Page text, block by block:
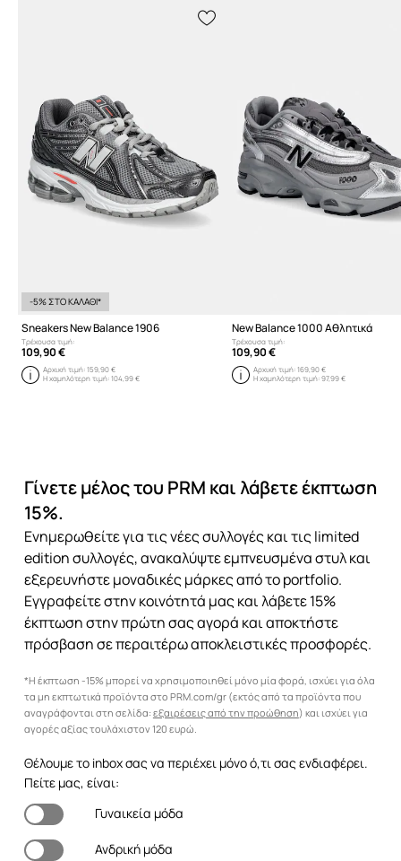
-5% ΣΤΟ ΚΑΛΑΘΙ*
Sneakers New Balance 1906
Τρέχουσα τιμή:
109,90 €
Αρχική τιμή:159,90 €
Η χαμηλότερη τιμή:104,99 €
New Balance 1000 Αθλητικά
Τρέχουσα τιμή:
109,90 €
Αρχική τιμή: 169,90 €
Η χαμηλότερη τιμή: 97,99 €
Γίνετε μέλος του PRM και λάβετε έκπτωση
15%.
Ενημερωθείτε για τις νέες συλλογές και τις limited
edition συλλογές, ανακαλύψτε εμπνευσμένα στυλ και
εξερευνήστε μοναδικές μάρκες από το portfolio.
Εγγραφείτε στην κοινότητά μας και λάβετε 15%
έκπτωση στην πρώτη σας αγορά και αποκτήστε
πρόσβαση σε περαιτέρω αποκλειστικές προσφορές.
*Η έκπτωση -15% μπορεί να χρησιμοποιηθεί μόνο μία φορά, ισχύει για όλα
τα μη εκπτωτικά προϊόντα στο PRM.com/gr (εκτός από τα προϊόντα που
αναγράφονται στη σελίδα: εξαιρέσεις από την προώθηση) και ισχύει για
αγορές αξίας τουλάχιστον 120 ευρώ.
Θέλουμε το inbox σας να περιέχει μόνο ό,τι σας ενδιαφέρει.
Πείτε μας, είναι:
Γυναικεία μόδα
Ανδρική μόδα